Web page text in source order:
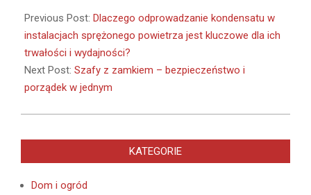
05-
16
Previous Post: Dlaczego odprowadzanie kondensatu w
instalacjach sprężonego powietrza jest kluczowe dla ich
trwałości i wydajności?
Next Post: Szafy z zamkiem – bezpieczeństwo i
porządek w jednym
KATEGORIE
Dom i ogród